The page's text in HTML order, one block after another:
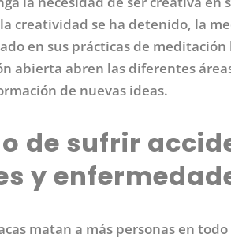
creatividad se ha detenido, la
en sus prácticas de
abierta abren las diferentes
de nuevas ideas.
de sufrir
y
matan a más personas en